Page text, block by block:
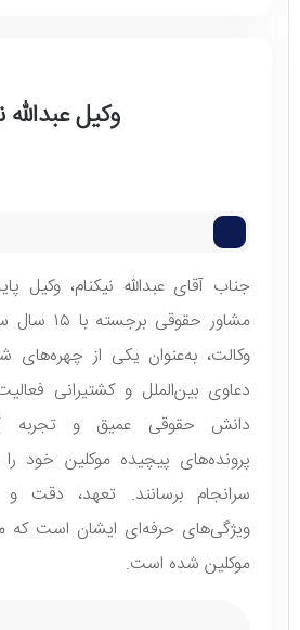
وکیل عبدالله
جناب آقای عبدالله نیکنام، وکیل
مشاور
وکالت، به‌عنوان یکی از چهره‌های
دعاوی بین‌الملل و کشتیرانی
دانش حقوقی عمیق و تجربه
پرونده‌های پیچیده موکلین خود
سرانجام برسانند. تعهد، دقت
ویژگی‌های حرفه‌ای ایشان است که
موکلین شده است.